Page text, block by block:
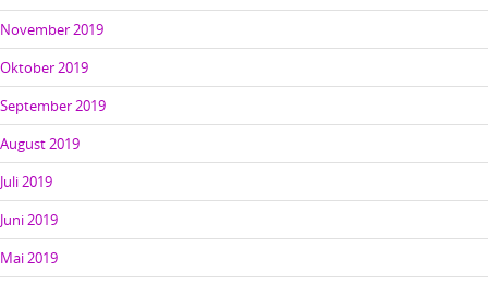
November 2019
Oktober 2019
September 2019
August 2019
Juli 2019
Juni 2019
Mai 2019